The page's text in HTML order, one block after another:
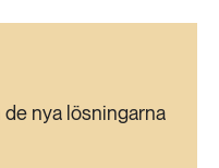
de nya lösningarna